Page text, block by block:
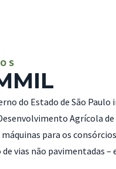
do Estado de São
Agrícola de
para os
vias não pavimentadas –